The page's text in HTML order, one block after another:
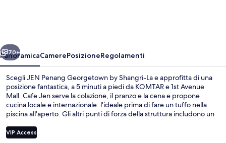
La
Avanti
70+
PanoramicaCamerePosizioneRegolamenti
Scegli JEN Penang Georgetown by Shangri-La e approfitta di una
posizione fantastica, a 5 minuti a piedi da KOMTAR e 1st Avenue
Mall. Cafe Jen serve la colazione, il pranzo e la cena e propone
cucina locale e internazionale: l'ideale prima di fare un tuffo nella
piscina all'aperto. Gli altri punti di forza della struttura includono un
recensioni dei viaggiatori menzionano il personale gentile e la
vicinanza ai negozi.
VIP Access